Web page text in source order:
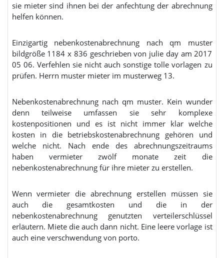
sie mieter sind ihnen bei der anfechtung der abrechnung
helfen können.
Einzigartig nebenkostenabrechnung nach qm muster
bildgröße 1184 x 836 geschrieben von julie day am 2017
05 06. Verfehlen sie nicht auch sonstige tolle vorlagen zu
prüfen. Herrn muster mieter im musterweg 13.
Nebenkostenabrechnung nach qm muster. Kein wunder
denn teilweise umfassen sie sehr komplexe
kostenpositionen und es ist nicht immer klar welche
kosten in die betriebskostenabrechnung gehören und
welche nicht. Nach ende des abrechnungszeitraums
haben vermieter zwölf monate zeit die
nebenkostenabrechnung für ihre mieter zu erstellen.
Wenn vermieter die abrechnung erstellen müssen sie
auch die gesamtkosten und die in der
nebenkostenabrechnung genutzten verteilerschlüssel
erläutern. Miete die auch dann nicht. Eine leere vorlage ist
auch eine verschwendung von porto.